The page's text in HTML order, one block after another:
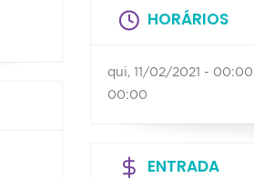
HORÁRIOS
qui, 11/02/2021 - 00:00
00:00
ENTRADA